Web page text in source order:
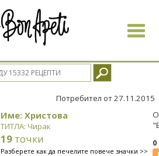
Toggle
Потребител от 27.11.2015
Име: Христова
ТИТЛА: Чирак
19 точки
Разберете как да печелите повече значки >>